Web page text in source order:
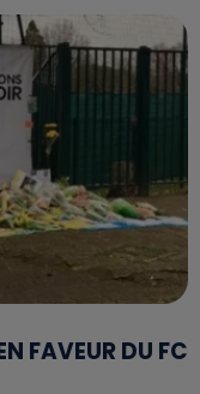
FAVEUR DU FC